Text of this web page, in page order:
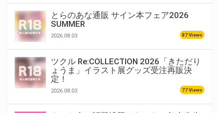
とらのあな通販 サイン本フェア2026
SUMMER
2026.08.03 87 Views
ツクル Re:COLLECTION 2026「きただり
ょうま」イラスト展グッズ受注再販決
定！
2026.08.03 77 Views